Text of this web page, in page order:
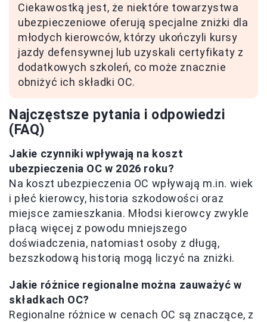
Ciekawostką jest, że niektóre towarzystwa
ubezpieczeniowe oferują specjalne zniżki dla
młodych kierowców, którzy ukończyli kursy
jazdy defensywnej lub uzyskali certyfikaty z
dodatkowych szkoleń, co może znacznie
obniżyć ich składki OC.
Najczęstsze pytania i odpowiedzi
(FAQ)
Jakie czynniki wpływają na koszt
ubezpieczenia OC w 2026 roku?
Na koszt ubezpieczenia OC wpływają m.in. wiek
i płeć kierowcy, historia szkodowości oraz
miejsce zamieszkania. Młodsi kierowcy zwykle
płacą więcej z powodu mniejszego
doświadczenia, natomiast osoby z długą,
bezszkodową historią mogą liczyć na zniżki.
Jakie różnice regionalne można zauważyć w
składkach OC?
Regionalne różnice w cenach OC są znaczące, z